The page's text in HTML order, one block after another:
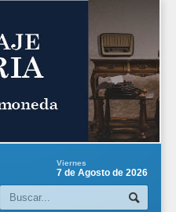
Viernes
7 de Agosto de 2026